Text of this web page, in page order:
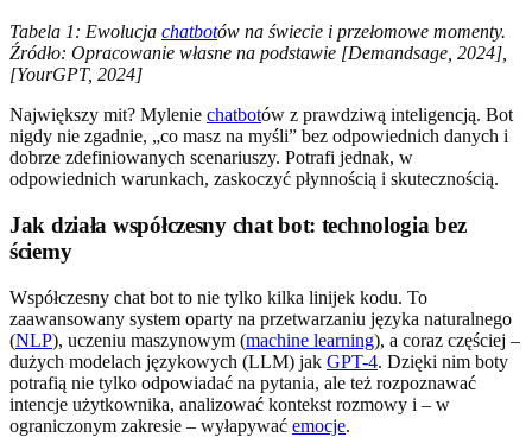
Tabela 1: Ewolucja chatbotów na świecie i przełomowe momenty.
Źródło: Opracowanie własne na podstawie [Demandsage, 2024],
[YourGPT, 2024]
Największy mit? Mylenie chatbotów z prawdziwą inteligencją. Bot
nigdy nie zgadnie, „co masz na myśli” bez odpowiednich danych i
dobrze zdefiniowanych scenariuszy. Potrafi jednak, w
odpowiednich warunkach, zaskoczyć płynnością i skutecznością.
Jak działa współczesny chat bot: technologia bez
ściemy
Współczesny chat bot to nie tylko kilka linijek kodu. To
zaawansowany system oparty na przetwarzaniu języka naturalnego
(NLP), uczeniu maszynowym (machine learning), a coraz częściej –
dużych modelach językowych (LLM) jak GPT-4. Dzięki nim boty
potrafią nie tylko odpowiadać na pytania, ale też rozpoznawać
intencje użytkownika, analizować kontekst rozmowy i – w
ograniczonym zakresie – wyłapywać emocje.